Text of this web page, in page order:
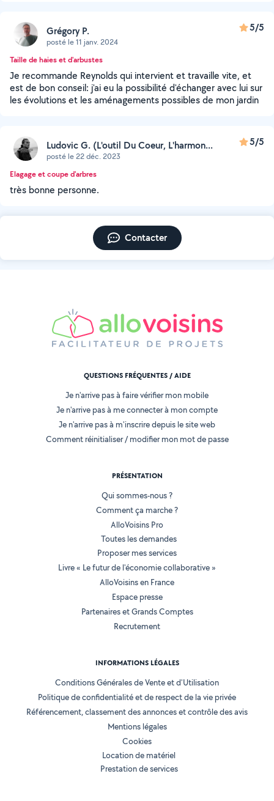
Grégory P.
posté le 11 janv. 2024
5/5
Taille de haies et d'arbustes
Je recommande Reynolds qui intervient et travaille vite, et
est de bon conseil: j'ai eu la possibilité d'échanger avec lui sur
les évolutions et les aménagements possibles de mon jardin
Ludovic G. (L'outil Du Coeur, L'harmon...
posté le 22 déc. 2023
5/5
Elagage et coupe d'arbres
très bonne personne.
Contacter
QUESTIONS FRÉQUENTES / AIDE
Je n'arrive pas à faire vérifier mon mobile
Je n'arrive pas à me connecter à mon compte
Je n'arrive pas à m'inscrire depuis le site web
Comment réinitialiser / modifier mon mot de passe
PRÉSENTATION
Qui sommes-nous ?
Comment ça marche ?
AlloVoisins Pro
Toutes les demandes
Proposer mes services
Livre « Le futur de l'économie collaborative »
AlloVoisins en France
Espace presse
Partenaires et Grands Comptes
Recrutement
INFORMATIONS LÉGALES
Conditions Générales de Vente et d'Utilisation
Politique de confidentialité et de respect de la vie privée
Référencement, classement des annonces et contrôle des avis
Mentions légales
Cookies
Location de matériel
Prestation de services